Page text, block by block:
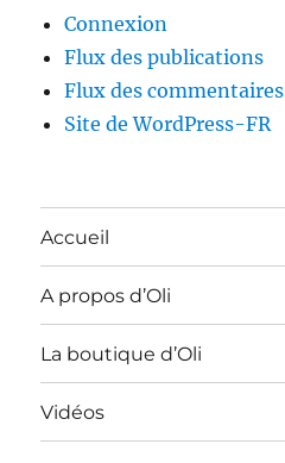
Connexion
Flux des publications
Flux des commentaires
Site de WordPress-FR
Accueil
A propos d’Oli
La boutique d’Oli
Vidéos